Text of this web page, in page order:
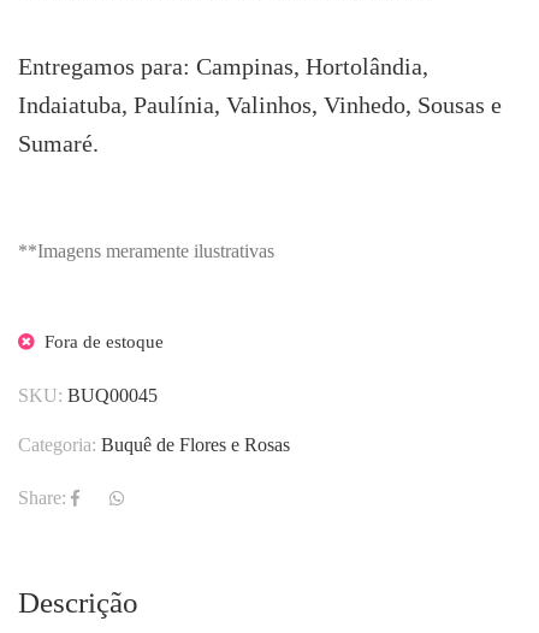
Entregamos para: Campinas, Hortolândia,
Indaiatuba, Paulínia, Valinhos, Vinhedo, Sousas e
Sumaré.
**Imagens meramente ilustrativas
Fora de estoque
SKU: BUQ00045
Categoria: Buquê de Flores e Rosas
Share:
Descrição